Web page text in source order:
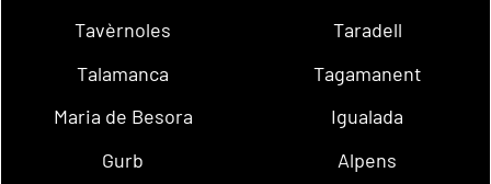
Tavèrnoles
Taradell
Talamanca
Tagamanent
Maria de Besora
Igualada
Gurb
Alpens